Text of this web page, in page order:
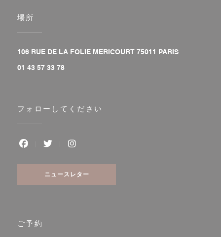
場所
106 RUE DE LA FOLIE MERICOURT 75011 PARIS((新しいウィ
01 43 57 33 78
フォローしてください
ニュースレター
ご予約